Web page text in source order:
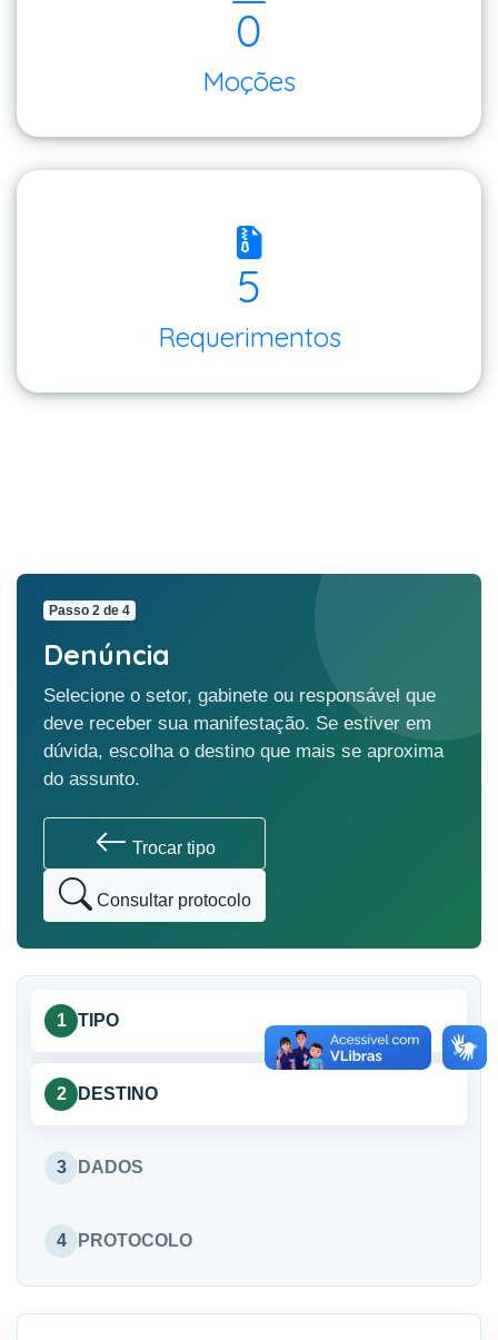
0
Moções
5
Requerimentos
Passo 2 de 4
Denúncia
Selecione o setor, gabinete ou responsável que
deve receber sua manifestação. Se estiver em
dúvida, escolha o destino que mais se aproxima
do assunto.
Trocar tipo
Consultar protocolo
1 TIPO
2 DESTINO
3 DADOS
4 PROTOCOLO